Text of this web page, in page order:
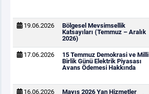
19.06.2026
Bölgesel Mevsimsellik
Katsayıları (Temmuz – Aralık
2026)
17.06.2026
15 Temmuz Demokrasi ve Milli
Birlik Günü Elektrik Piyasası
Avans Ödemesi Hakkında
16.06.2026
Mayıs 2026 Yan Hizmetler